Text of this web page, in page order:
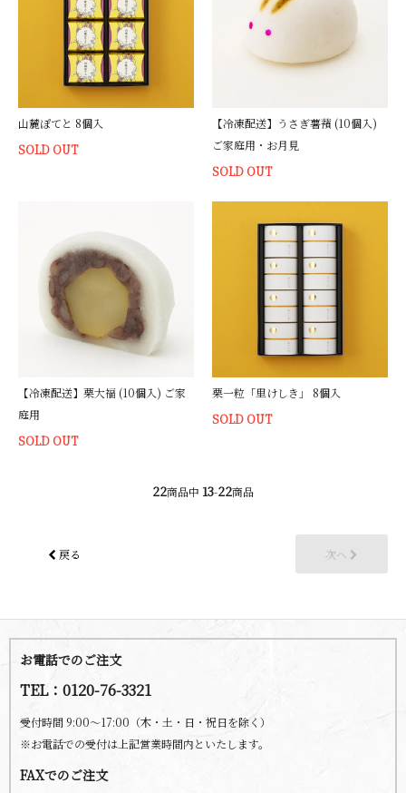
山麓ぽてと 8個入
SOLD OUT
【冷凍配送】うさぎ薯蕷 (10個入)
ご家庭用・お月見
SOLD OUT
【冷凍配送】栗大福 (10個入) ご家
庭用
SOLD OUT
栗一粒「里けしき」 8個入
SOLD OUT
22商品中 13-22商品
戻る 次へ
お電話でのご注文
TEL：0120-76-3321
受付時間 9:00～17:00（木・土・日・祝日を除く）
※お電話での受付は上記営業時間内といたします。
FAXでのご注文